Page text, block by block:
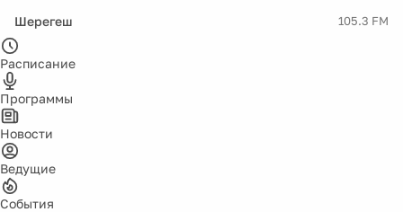
Шерегеш 105.3 FM
Расписание
Программы
Новости
Ведущие
События